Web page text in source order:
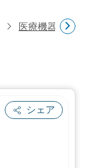
医療機器研究
シェア